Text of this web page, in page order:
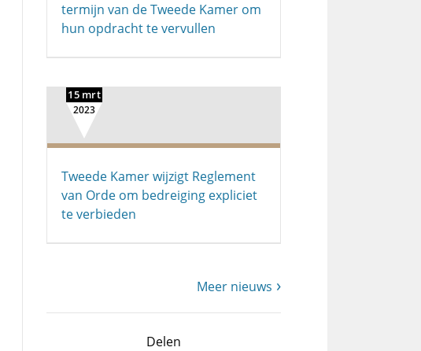
termijn van de Tweede Kamer om
hun opdracht te vervullen
15 mrt
2023
Tweede Kamer wijzigt Reglement
van Orde om bedreiging expliciet
te verbieden
Meer nieuws
Delen